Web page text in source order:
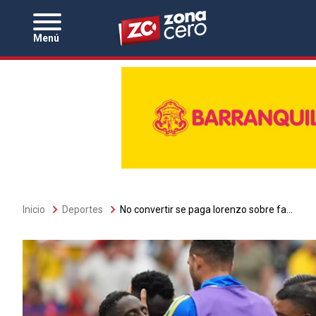
Menú
Zona Cero
Sobrescribir
enlaces
ayuda
a
navegación
Inicio Deportes No convertir se paga lorenzo sobre fa...